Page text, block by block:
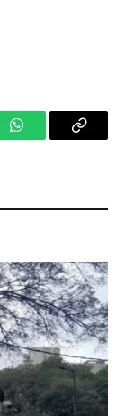
WhatsAppCopy